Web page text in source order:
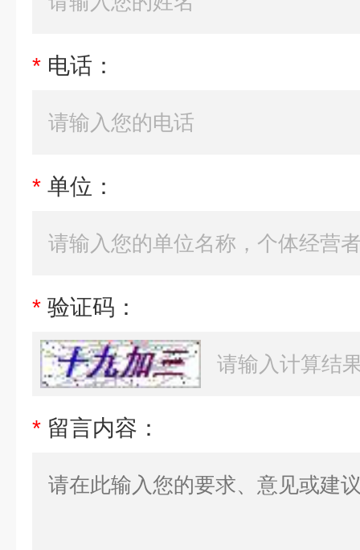
* 电话：
* 单位：
* 验证码：
* 留言内容：